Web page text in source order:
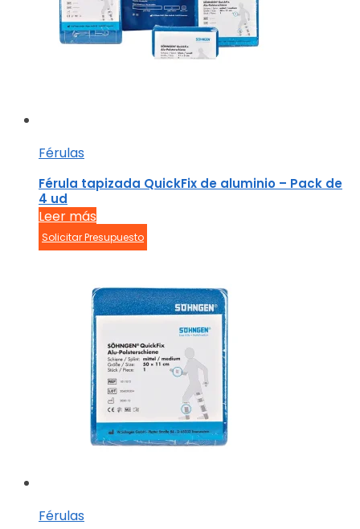
Férulas
Férula tapizada QuickFix de aluminio – Pack de
4 ud
Leer más
Solicitar Presupuesto
Férulas